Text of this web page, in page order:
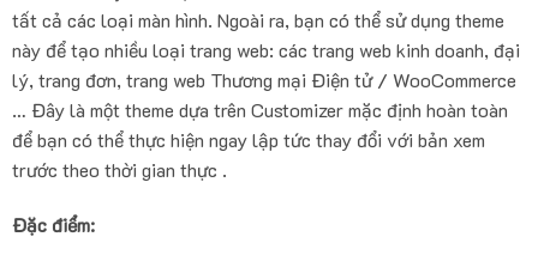
tất cả các loại màn hình. Ngoài ra, bạn có thể sử dụng theme
này để tạo nhiều loại trang web: các trang web kinh doanh, đại
lý, trang đơn, trang web Thương mại Điện tử / WooCommerce
… Đây là một theme dựa trên Customizer mặc định hoàn toàn
để bạn có thể thực hiện ngay lập tức thay đổi với bản xem
trước theo thời gian thực .
Đặc điểm: